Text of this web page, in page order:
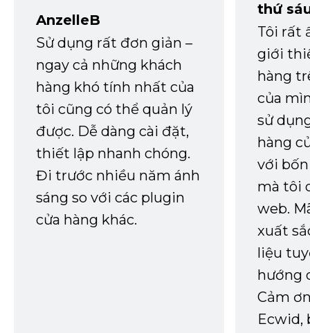
AnzelleB
Sử dụng rất đơn giản –
ngay cả những khách
hàng khó tính nhất của
tôi cũng có thể quản lý
được. Dễ dàng cài đặt,
thiết lập nhanh chóng.
Đi trước nhiều năm ánh
sáng so với các plugin
cửa hàng khác.
thứ
Tôi rất
giới
hàng
của
sử
hàng
với
mà tôi
web.
xuất
liệu
hướng
Cảm
Ecwid,